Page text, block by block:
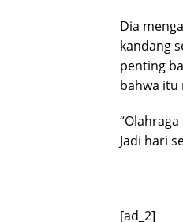
Dia
kandang
penting
bahwa itu
Jadi hari
[ad_2]